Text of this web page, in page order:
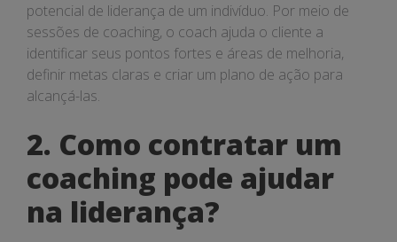
potencial de liderança de um indivíduo. Por meio de
sessões de coaching, o coach ajuda o cliente a
identificar seus pontos fortes e áreas de melhoria,
definir metas claras e criar um plano de ação para
alcançá-las.
2. Como contratar um
coaching pode ajudar
na liderança?